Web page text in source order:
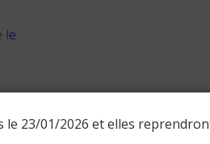
le
23/01/2026 et elles